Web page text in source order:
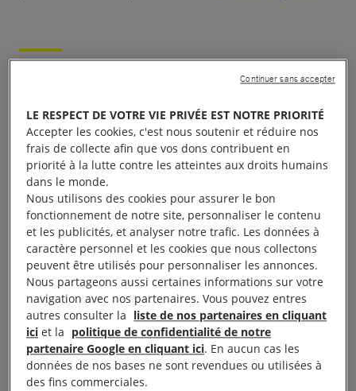
Une confirmation de nos
nombreuses recherches
Cela confirme ce que nous savons depuis trois ans,
à savoir que toutes les parties au conflit au Yémen
ont agi sans le moindre respect à l’égard de la vie
des civils.
La coalition menée par l’ Arabie saoudite et les
forces qui se sont alliées à elle, les Houthis et les
forces fidèles au gouvernement yéménite ont sans
relâche mené des attaques illégales, restreint l’accès
à l’aide humanitaire, largement procédé à des
arrestations arbitraires, à des
LE RESPECT DE VOTRE VIE PRIVÉE EST NOTRE PRIORITÉ
Accepter les cookies, c'est nous soutenir et réduire nos
frais de collecte afin que vos dons contribuent en
priorité à la lutte contre les atteintes aux droits humains
dans le monde.
Nous utilisons des cookies pour assurer le bon
fonctionnement de notre site, personnaliser le contenu
et les publicités, et analyser notre trafic. Les données à
caractère personnel et les cookies que nous collectons
peuvent être utilisés pour personnaliser les annonces.
Nous partageons aussi certaines informations sur votre
navigation avec nos partenaires. Vous pouvez entres
autres consulter la liste de nos partenaires en cliquant
ici et la politique de confidentialité de notre
partenaire Google en cliquant ici. En aucun cas les
données de nos bases ne sont revendues ou utilisées à
des fins commerciales.
Continuer sans accepter